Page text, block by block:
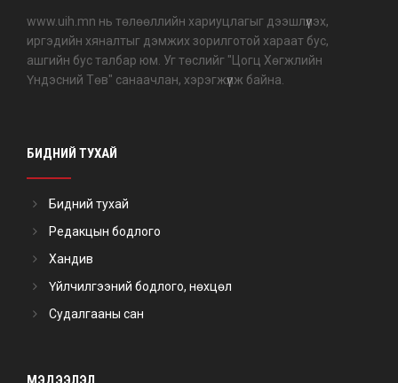
www.uih.mn нь төлөөллийн хариуцлагыг дээшлүүлэх,
иргэдийн хяналтыг дэмжих зорилготой хараат бус,
ашгийн бус талбар юм. Уг төслийг "Цогц Хөгжлийн
Үндэсний Төв" санаачлан, хэрэгжүүлж байна.
БИДНИЙ ТУХАЙ
Бидний тухай
Редакцын бодлого
Хандив
Үйлчилгээний бодлого, нөхцөл
Судалгааны сан